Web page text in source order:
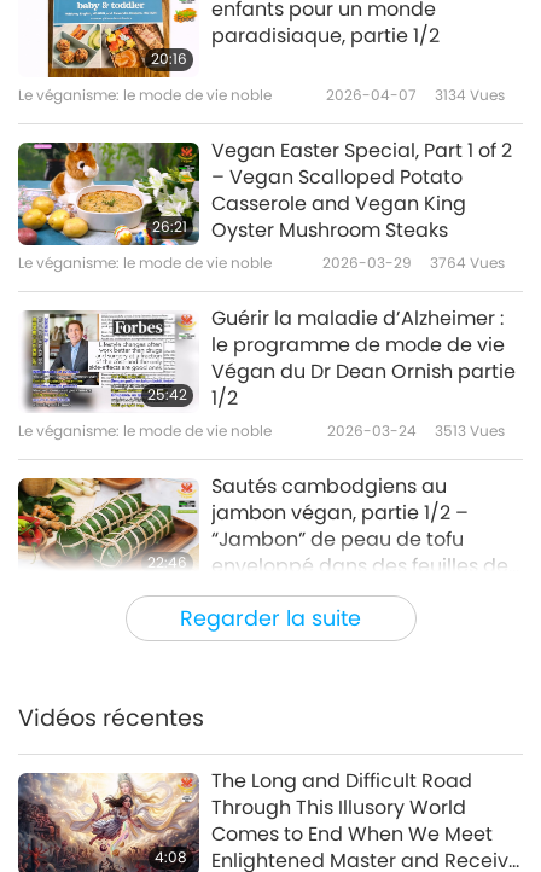
Regarder la suite
20:16
enfants pour un monde
paradisiaque, partie 1/2
Le véganisme: le mode de vie noble 2026-04-07 3134 Vues
26:21
Vegan Easter Special, Part 1 of 2
– Vegan Scalloped Potato
Casserole and Vegan King
Oyster Mushroom Steaks
Le véganisme: le mode de vie noble 2026-03-29 3764 Vues
25:42
Guérir la maladie d’Alzheimer :
le programme de mode de vie
Végan du Dr Dean Ornish partie
1/2
Le véganisme: le mode de vie noble 2026-03-24 3513Vues
22:46
Sautés cambodgiens au
jambon végan, partie 1/2 –
“Jambon” de peau de tofu
enveloppé dans des feuilles de
bananier et sauté végan de
haricots longs au basilic sacré
Le véganisme: le mode de vie noble 2026-03-15
25:38
Restaurer l’alliance originelle de
la Terre : la vision de la planète
Vidéos récentes
4:08
The Long and Difficult Road
Through This Illusory World
Comes to End When We Meet
Enlightened Master and Receive